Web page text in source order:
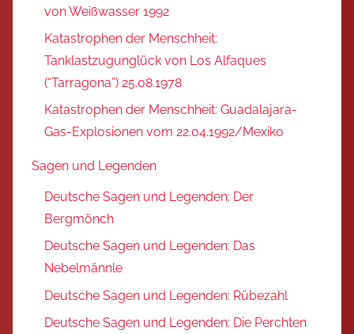
von Weißwasser 1992
Katastrophen der Menschheit:
Tanklastzugunglück von Los Alfaques
(“Tarragona”) 25.08.1978
Katastrophen der Menschheit: Guadalajara-
Gas-Explosionen vom 22.04.1992/Mexiko
Sagen und Legenden
Deutsche Sagen und Legenden: Der
Bergmönch
Deutsche Sagen und Legenden: Das
Nebelmännle
Deutsche Sagen und Legenden: Rübezahl
Deutsche Sagen und Legenden: Die Perchten